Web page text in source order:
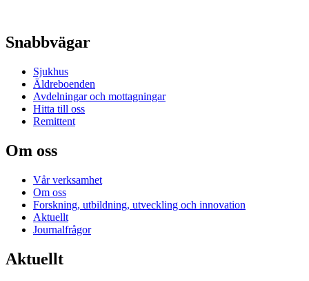
Snabbvägar
Sjukhus
Äldreboenden
Avdelningar och mottagningar
Hitta till oss
Remittent
Om oss
Vår verksamhet
Om oss
Forskning, utbildning, utveckling och innovation
Aktuellt
Journalfrågor
Aktuellt